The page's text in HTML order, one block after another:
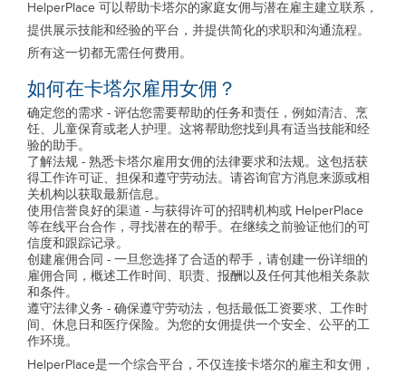
HelperPlace 可以帮助卡塔尔的家庭女佣与潜在雇主建立联系，
提供展示技能和经验的平台，并提供简化的求职和沟通流程。
所有这一切都无需任何费用。
如何在卡塔尔雇用女佣？
确定您的需求 - 评估您需要帮助的任务和责任，例如清洁、烹
饪、儿童保育或老人护理。这将帮助您找到具有适当技能和经
验的助手。
了解法规 - 熟悉卡塔尔雇用女佣的法律要求和法规。这包括获
得工作许可证、担保和遵守劳动法。请咨询官方消息来源或相
关机构以获取最新信息。
使用信誉良好的渠道 - 与获得许可的招聘机构或 HelperPlace
等在线平台合作，寻找潜在的帮手。在继续之前验证他们的可
信度和跟踪记录。
创建雇佣合同 - 一旦您选择了合适的帮手，请创建一份详细的
雇佣合同，概述工作时间、职责、报酬以及任何其他相关条款
和条件。
遵守法律义务 - 确保遵守劳动法，包括最低工资要求、工作时
间、休息日和医疗保险。为您的女佣提供一个安全、公平的工
作环境。
HelperPlace是一个综合平台，不仅连接卡塔尔的雇主和女佣，